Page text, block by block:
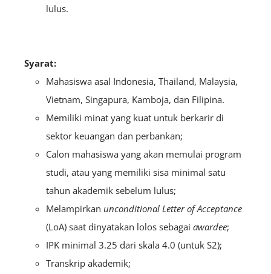
lulus.
Syarat:
Mahasiswa asal Indonesia, Thailand, Malaysia,
Vietnam, Singapura, Kamboja, dan Filipina.
Memiliki minat yang kuat untuk berkarir di
sektor keuangan dan perbankan;
Calon mahasiswa yang akan memulai program
studi, atau yang memiliki sisa minimal satu
tahun akademik sebelum lulus;
Melampirkan unconditional Letter of Acceptance
(LoA) saat dinyatakan lolos sebagai awardee;
IPK minimal 3.25 dari skala 4.0 (untuk S2);
Transkrip akademik;